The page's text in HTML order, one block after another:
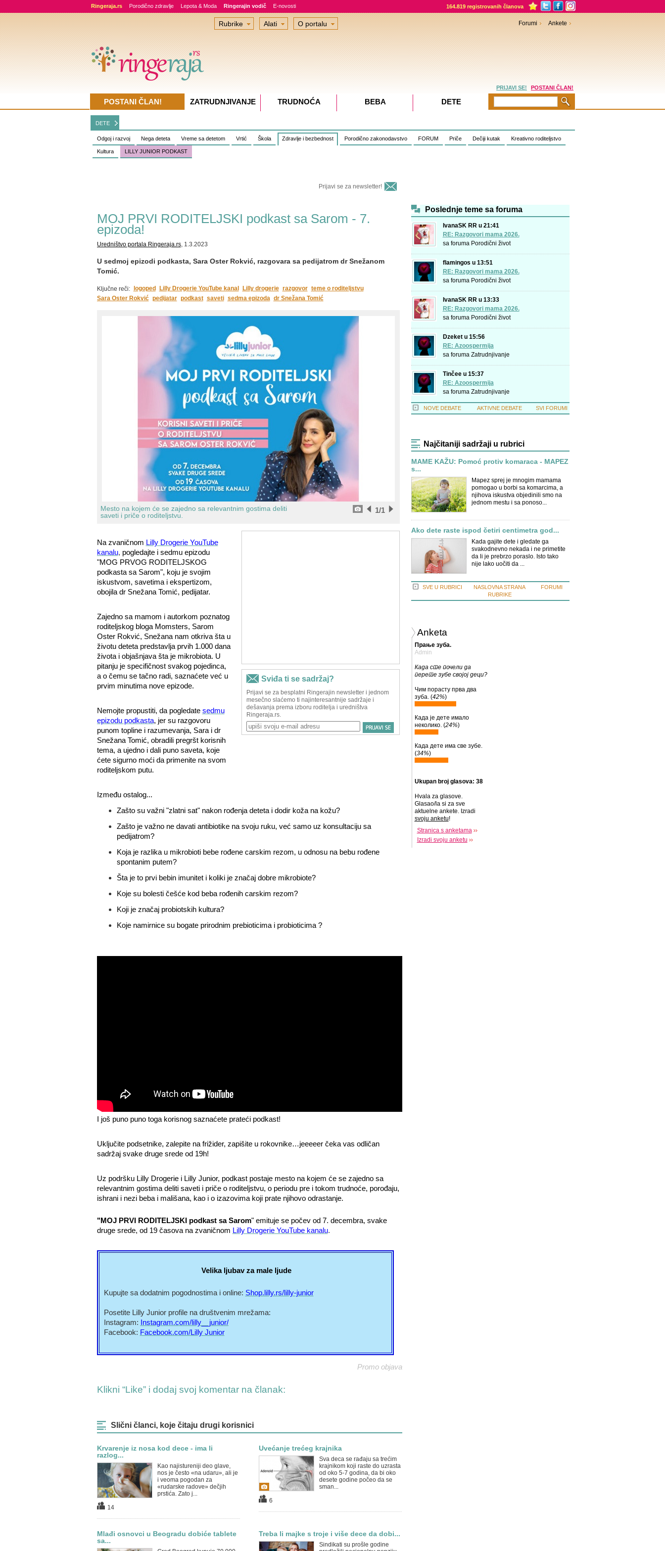
Ringeraja.rs Porodično zdravlje Lepota & Moda Ringerajin vodič E-novosti 164.819 registrovanih članova
DETE
Odgoj i razvoj Nega deteta Vreme sa detetom Vrtić Škola Zdravlje i bezbednost Porodično zakonodavstvo FORUM Priče Dečiji kutak Kreativno roditeljstvo
Kultura LILLY JUNIOR PODKAST
Prijavi se za newsletter!
MOJ PRVI RODITELJSKI podkast sa Sarom - 7.
epizoda!
Uredništvo portala Ringeraja.rs, 1.3.2023
U sedmoj epizodi podkasta, Sara Oster Rokvić, razgovara sa pedijatrom dr Snežanom
Tomić.
Ključne reči: logoped Lilly Drogerie YouTube kanal Lilly drogerie razgovor teme o roditeljstvu
Sara Oster Rokvić pedijatar podkast saveti sedma epizoda dr Snežana Tomić
Mesto na kojem će se zajedno sa relevantnim gostima deliti
saveti i priče o roditeljstvu.
/1
1
Na zvaničnom Lilly Drogerie YouTube
kanalu, pogledajte i sedmu epizodu
"MOG PRVOG RODITELJSKOG
podkasta sa Sarom", koju je svojim
iskustvom, savetima i ekspertizom,
obojila dr Snežana Tomić, pedijatar.
Zajedno sa mamom i autorkom poznatog
roditeljskog bloga Momsters, Sarom
Oster Rokvić, Snežana nam otkriva šta u
životu deteta predstavlja prvih 1.000 dana
života i objašnjava šta je mikrobiota. U
pitanju je specifičnost svakog pojedinca,
a o čemu se tačno radi, saznaćete već u
prvim minutima nove epizode.
Nemojte propustiti, da pogledate sedmu
epizodu podkasta, jer su razgovoru
punom topline i razumevanja, Sara i dr
Snežana Tomić, obradili pregršt korisnih
tema, a ujedno i dali puno saveta, koje
ćete sigurno moći da primenite na svom
roditeljskom putu.
Između ostalog...
Zašto su važni "zlatni sat" nakon rođenja deteta i dodir koža na kožu?
Zašto je važno ne davati antibiotike na svoju ruku, već samo uz konsultaciju sa
pedijatrom?
Koja je razlika u mikrobioti bebe rođene carskim rezom, u odnosu na bebu rođene
spontanim putem?
Šta je to prvi bebin imunitet i koliki je značaj dobre mikrobiote?
Koje su bolesti češće kod beba rođenih carskim rezom?
Koji je značaj probiotskih kultura?
Koje namirnice su bogate prirodnim prebioticima i probioticima ?
I još puno puno toga korisnog saznaćete prateći podkast!
Uključite podsetnike, zalepite na frižider, zapišite u rokovnike…jeeeeer čeka vas odličan
sadržaj svake druge srede od 19h!
Uz podršku Lilly Drogerie i Lilly Junior, podkast postaje mesto na kojem će se zajedno sa
relevantnim gostima deliti saveti i priče o roditeljstvu, o periodu pre i tokom trudnoće, porođaju,
ishrani i nezi beba i mališana, kao i o izazovima koji prate njihovo odrastanje.
"MOJ PRVI RODITELJSKI podkast sa Sarom" emituje se počev od 7. decembra, svake
druge srede, od 19 časova na zvaničnom Lilly Drogerie YouTube kanalu.
Velika ljubav za male ljude
Kupujte sa dodatnim pogodnostima i online: Shop.lilly.rs/lilly-junior
Posetite Lilly Junior profile na društvenim mrežama:
Instagram: Instagram.com/lilly__junior/
Facebook: Facebook.com/Lilly Junior
Promo objava
Klikni “Like” i dodaj svoj komentar na članak:
Slični članci, koje čitaju drugi korisnici
Krvarenje iz nosa kod dece - ima li
razlog...
Kao najistureniji deo glave,
nos je često «na udaru», ali je
i veoma pogodan za
«rudarske radove» dečjih
prstića. Zato j...
14
Uvećanje trećeg krajnika
Sva deca se rađaju sa trećim
krajnikom koji raste do uzrasta
od oko 5-7 godina, da bi oko
desete godine počeo da se
sman...
6
Mlađi osnovci u Beogradu dobiće tablete
sa...
Treba li majke s troje i više dece da dobi...
Sindikati su prošle godine
Poslednje teme sa foruma
IvanaSK RR u 21:41
RE: Razgovori mama 2026.
sa foruma Porodični život
flamingos u 13:51
RE: Razgovori mama 2026.
sa foruma Porodični život
IvanaSK RR u 13:33
RE: Razgovori mama 2026.
sa foruma Porodični život
Dzeket u 15:56
RE: Azoospermija
sa foruma Zatrudnjivanje
Tinčee u 15:37
RE: Azoospermija
sa foruma Zatrudnjivanje
NOVE DEBATE AKTIVNE DEBATE SVI FORUMI
Najčitaniji sadržaji u rubrici
MAME KAŽU: Pomoć protiv komaraca - MAPEZ
s...
Mapez sprej je mnogim mamama
pomogao u borbi sa komarcima, a
njihova iskustva objedinili smo na
jednom mestu i sa ponoso...
Ako dete raste ispod četiri centimetra god...
Kada gajite dete i gledate ga
svakodnevno nekada i ne primetite
da li je prebrzo poraslo. Isto tako
nije lako uočiti da ...
SVE U RUBRICI
NASLOVNA STRANA
RUBRIKE
FORUMI
Anketa
Прање зуба.
Admin
Када сте почели да
перете зубе својој деци?
Чим порасту прва два
зуба. (42%)
Када је дете имало
неколико. (24%)
Када дете има све зубе.
(34%)
Ukupan broj glasova: 38
Hvala za glasove.
Glasao/la si za sve
aktuelne ankete. Izradi
svoju anketu!
Stranica s anketama
Izradi svoju anketu
Rubrike Alati O portalu Forumi Ankete
PRIJAVI SE! POSTANI ČLAN!
POSTANI ČLAN! ZATRUDNJIVANJE TRUDNOĆA BEBA DETE